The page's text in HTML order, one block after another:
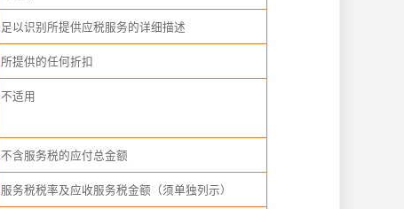
足以识别所提供应税服务的详细描述
所提供的任何折扣
不适用
不含服务税的应付总金额
服务税税率及应收服务税金额（须单独列示）